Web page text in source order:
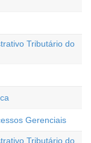
Tributário do
Gerenciais
Tributário do